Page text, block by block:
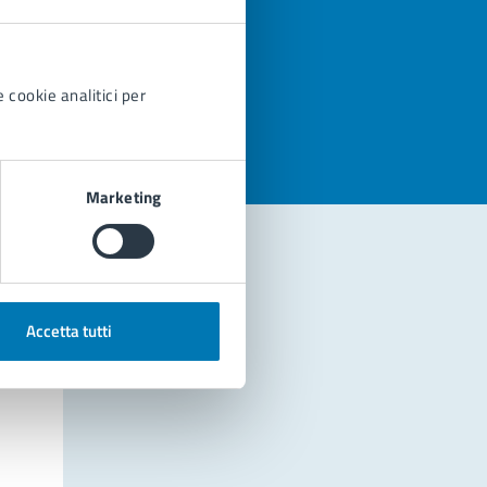
cookie analitici per
Marketing
Accetta tutti